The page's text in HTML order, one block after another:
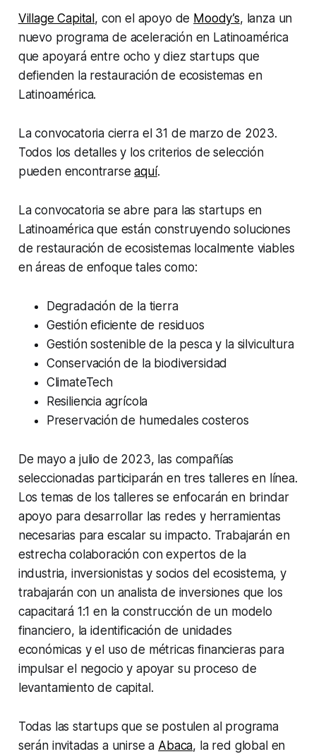
Village Capital , con el apoyo de Moody’s, lanza un
nuevo programa de aceleración en Latinoamérica
que apoyará entre ocho y diez startups que
defienden la restauración de ecosistemas en
Latinoamérica.
La convocatoria cierra el 31 de marzo de 2023.
Todos los detalles y los criterios de selección
pueden encontrarseaquí.
La convocatoria se abre para las startups en
Latinoamérica que están construyendo soluciones
de restauración de ecosistemas localmente viables
en áreas de enfoque tales como:
Degradación de la tierra
Gestión eficiente de residuos
Gestión sostenible de la pesca y la silvicultura
Conservación de la biodiversidad
ClimateTech
Resiliencia agrícola
Preservación de humedales costeros
De mayo a julio de 2023, las compañías
seleccionadas participarán en tres talleres en línea.
Los temas de los talleres se enfocarán en brindar
apoyo para desarrollar las redes y herramientas
necesarias para escalar su impacto. Trabajarán en
estrecha colaboración con expertos de la
industria, inversionistas y socios del ecosistema, y ​​
trabajarán con un analista de inversiones que los
capacitará 1:1 en la construcción de un modelo
financiero, la identificación de unidades
económicas y el uso de métricas financieras para
impulsar el negocio y apoyar su proceso de
levantamiento de capital.
Todas las startups que se postulen al programa
serán invitadas a unirse a Abaca, la red global en